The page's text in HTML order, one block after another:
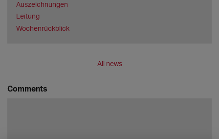
Auszeichnungen
Leitung
Wochenrückblick
All news
Comments